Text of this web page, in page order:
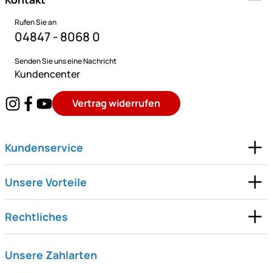
Rufen Sie an
04847 - 8068 0
Senden Sie uns eine Nachricht
Kundencenter
Vertrag widerrufen
Kundenservice
Unsere Vorteile
Rechtliches
Unsere Zahlarten